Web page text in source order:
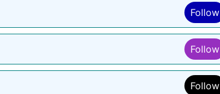
Follow
Follow
Follow